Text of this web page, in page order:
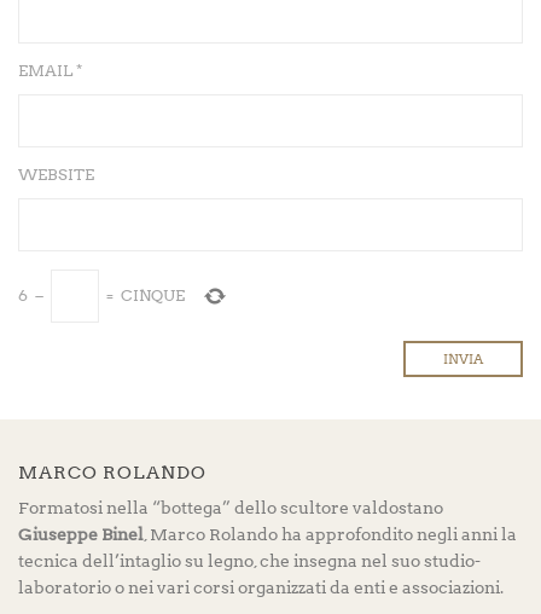
EMAIL *
WEBSITE
6 − = CINQUE
MARCO ROLANDO
Formatosi nella “bottega” dello scultore valdostano
Giuseppe Binel , Marco Rolando ha approfondito negli anni la
tecnica dell’intaglio su legno, che insegna nel suo studio-
laboratorio o nei vari corsi organizzati da enti e associazioni.